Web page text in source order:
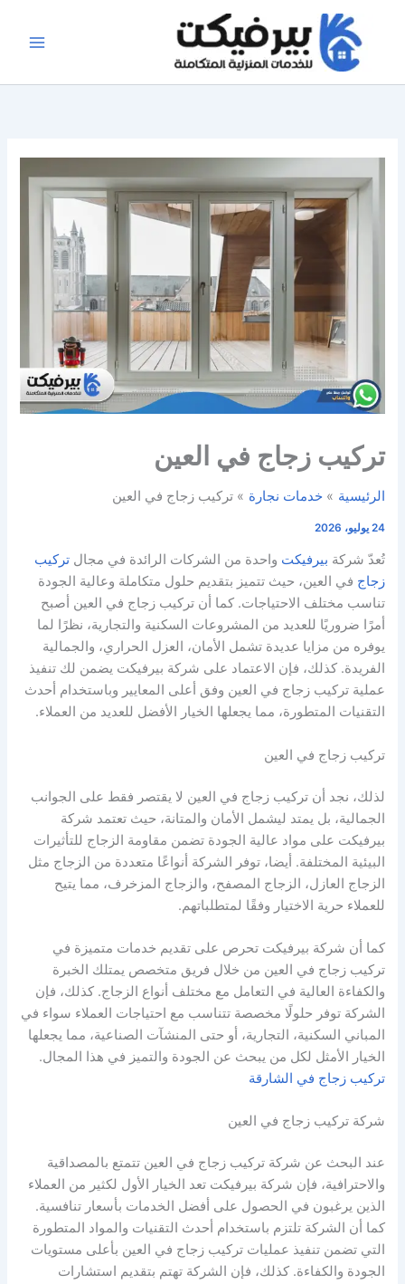
المحتوى
تركيب زجاج في العين
الرئيسية خدمات نجارة تركيب زجاج في العين
24 يوليو، 2026
تُعدّ شركة بيرفيكت واحدة من الشركات الرائدة في مجالتركيب
زجاج في العين، حيث تتميز بتقديم حلول متكاملة وعالية الجودة
تناسب مختلف الاحتياجات. كما أن تركيب زجاج في العين أصبح
أمرًا ضروريًا للعديد من المشروعات السكنية والتجارية، نظرًا لما
يوفره من مزايا عديدة تشمل الأمان، العزل الحراري، والجمالية
الفريدة. كذلك، فإن الاعتماد على شركة بيرفيكت يضمن لك تنفيذ
عملية تركيب زجاج في العين وفق أعلى المعايير وباستخدام أحدث
التقنيات المتطورة، مما يجعلها الخيار الأفضل للعديد من العملاء.
تركيب زجاج في العين
لذلك، نجد أن تركيب زجاج في العين لا يقتصر فقط على الجوانب
الجمالية، بل يمتد ليشمل الأمان والمتانة، حيث تعتمد شركة
بيرفيكت على مواد عالية الجودة تضمن مقاومة الزجاج للتأثيرات
البيئية المختلفة. أيضا، توفر الشركة أنواعًا متعددة من الزجاج مثل
الزجاج العازل، الزجاج المصفح، والزجاج المزخرف، مما يتيح
للعملاء حرية الاختيار وفقًا لمتطلباتهم.
كما أن شركة بيرفيكت تحرص على تقديم خدمات متميزة في
تركيب زجاج في العين من خلال فريق متخصص يمتلك الخبرة
والكفاءة العالية في التعامل مع مختلف أنواع الزجاج. كذلك، فإن
الشركة توفر حلولًا مخصصة تتناسب مع احتياجات العملاء سواء في
المباني السكنية، التجارية، أو حتى المنشآت الصناعية، مما يجعلها
الخيار الأمثل لكل من يبحث عن الجودة والتميز في هذا المجال.
تركيب زجاج في الشارقة
شركة تركيب زجاج في العين
عند البحث عن شركة تركيب زجاج في العين تتمتع بالمصداقية
والاحترافية، فإن شركة بيرفيكت تعد الخيار الأول لكثير من العملاء
الذين يرغبون في الحصول على أفضل الخدمات بأسعار تنافسية.
كما أن الشركة تلتزم باستخدام أحدث التقنيات والمواد المتطورة
التي تضمن تنفيذ عمليات تركيب زجاج في العين بأعلى مستويات
الجودة والكفاءة. كذلك، فإن الشركة تهتم بتقديم استشارات